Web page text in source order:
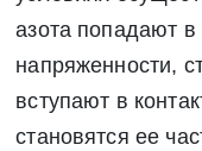
азота попадают
напряженности,
вступают в
становятся ее